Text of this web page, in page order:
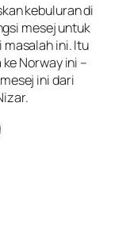
kebuluran di
mesej untuk
ini. Itu
Norway ini –
ini dari